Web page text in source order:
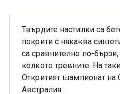
Твърдите настилки са
покрити с някаква
са сравнително по-
колкото тревните. На
Откритият шампионат
Австралия.